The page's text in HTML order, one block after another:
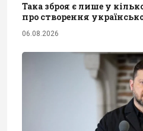
Така зброя є лише у
про створення
06.08.2026